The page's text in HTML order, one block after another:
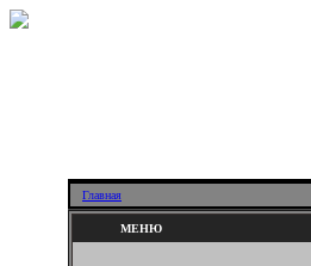
Главная
МЕНЮ